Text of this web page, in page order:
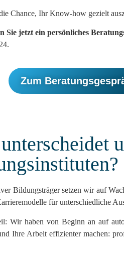
Chance, Ihr Know-how gezielt
Sie jetzt ein persönliches
Zum
Bildungsträger setzen wir auf
für unterschiedliche
Wir haben von Beginn an auf
Ihre Arbeit effizienter machen: